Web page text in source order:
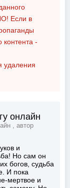
Если в
контента -
удаления
онлайн
, автор
и
Но сам он
богов, судьба
И пока
мертвое и